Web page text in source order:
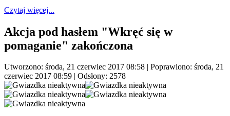
Czytaj więcej...
Akcja pod hasłem "Wkręć się w
pomaganie" zakończona
Utworzono: środa, 21 czerwiec 2017 08:58
Poprawiono: środa, 21
czerwiec 2017 08:59 | Odsłony: 2578